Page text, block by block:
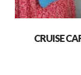
CRUISE